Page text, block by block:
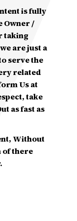
is fully
Owner /
taking
are just a
serve the
related
Us at
take
as fast as
Without
there